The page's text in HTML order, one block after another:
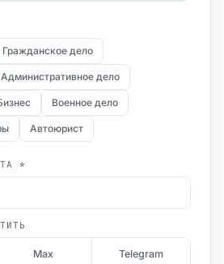
Гражданское дело
Административное дело
Военное дело
Автоюрист
*
Max Telegram